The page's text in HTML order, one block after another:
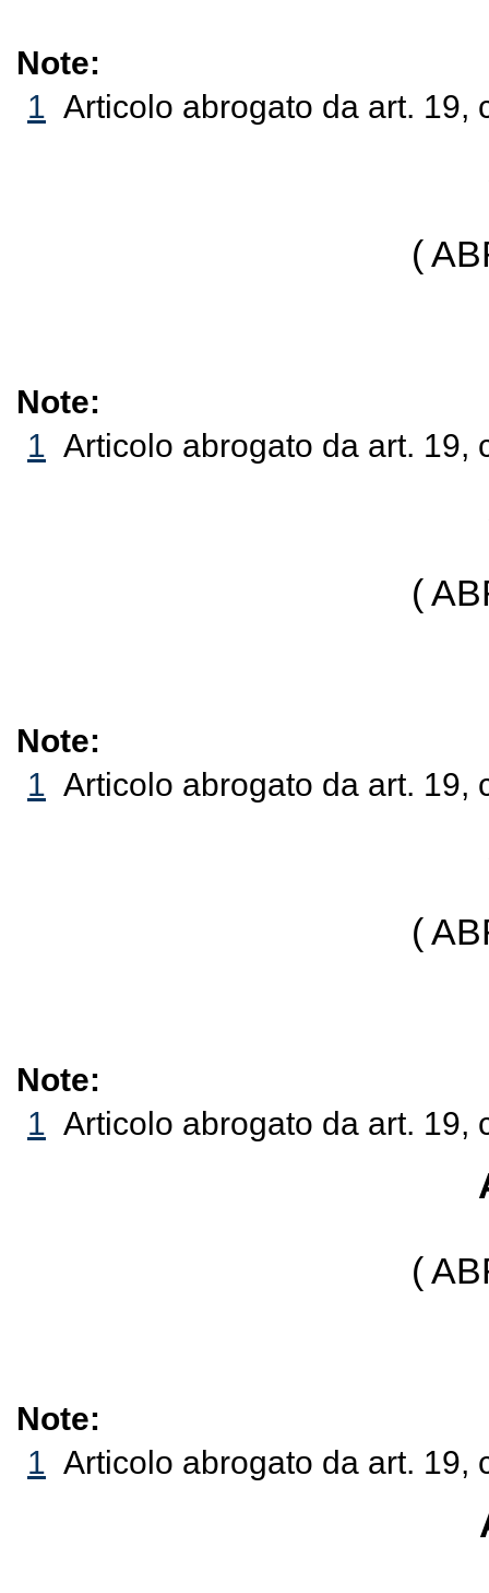
Note:
1 Articolo abrogato da art. 19,
(
Note:
1 Articolo abrogato da art. 19,
(
Note:
1 Articolo abrogato da art. 19,
(
Note:
1 Articolo abrogato da art. 19,
(
Note:
1 Articolo abrogato da art. 19,